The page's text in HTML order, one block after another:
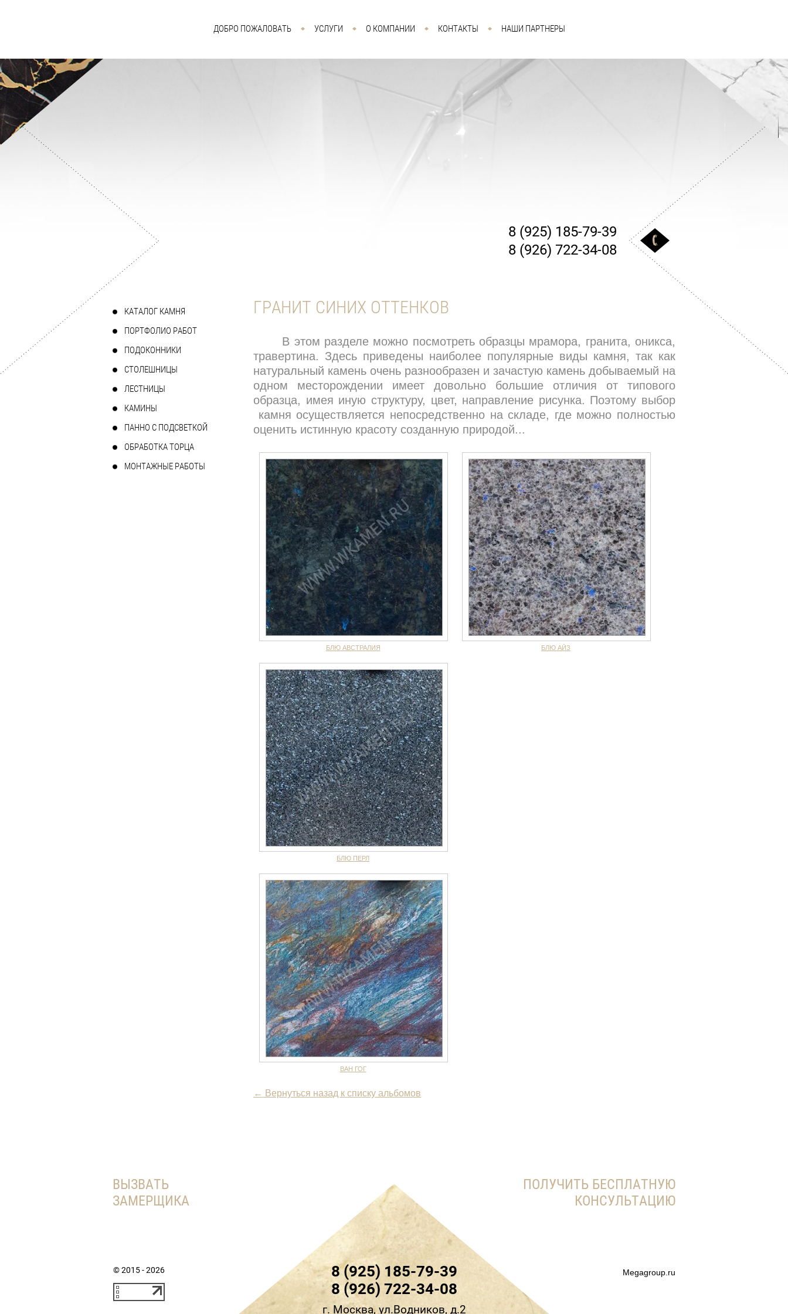
ДОБРО ПОЖАЛОВАТЬ УСЛУГИ О КОМПАНИИ КОНТАКТЫ НАШИ ПАРТНЕРЫ
8 (925) 185-79-39
8 (926) 722-34-08
ГРАНИТ СИНИХ ОТТЕНКОВ
В этом разделе можно посмотреть образцы мрамора, гранита, оникса,
травертина. Здесь приведены наиболее популярные виды камня, так как
натуральный камень очень разнообразен и зачастую камень добываемый на
одном месторождении имеет довольно большие отличия от типового
образца, имея иную структуру, цвет, направление рисунка. Поэтому выбор
камня осуществляется непосредственно на складе, где можно полностью
оценить истинную красоту созданную природой...
БЛЮ АВСТРАЛИЯ БЛЮ АЙЗ
БЛЮ ПЕРЛ
ВАН ГОГ
← Вернуться назад к списку альбомов
КАТАЛОГ КАМНЯ
ПОРТФОЛИО РАБОТ
ПОДОКОННИКИ
СТОЛЕШНИЦЫ
ЛЕСТНИЦЫ
КАМИНЫ
ПАННО С ПОДСВЕТКОЙ
ОБРАБОТКА ТОРЦА
МОНТАЖНЫЕ РАБОТЫ
© 2015 - 2026 Megagroup.ru
8 (925) 185-79-39
8 (926) 722-34-08
г. Москва, ул.Водников, д.2
ВЫЗВАТЬ
ЗАМЕРЩИКА
ПОЛУЧИТЬ БЕСПЛАТНУЮ
КОНСУЛЬТАЦИЮ